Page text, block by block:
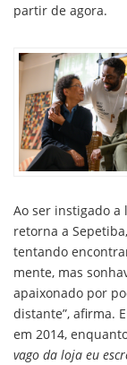
partir de agora.
Ao ser instigado a
retorna a
tentando
mente, mas
apaixonado por
distante”, afirma.
em 2014,
vago da loja eu